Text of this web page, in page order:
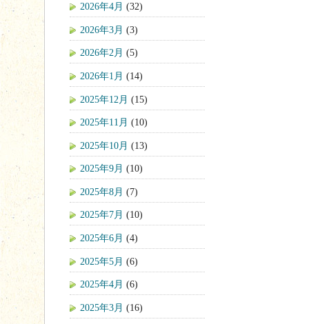
2026年4月 (32)
2026年3月 (3)
2026年2月 (5)
2026年1月 (14)
2025年12月 (15)
2025年11月 (10)
2025年10月 (13)
2025年9月 (10)
2025年8月 (7)
2025年7月 (10)
2025年6月 (4)
2025年5月 (6)
2025年4月 (6)
2025年3月 (16)